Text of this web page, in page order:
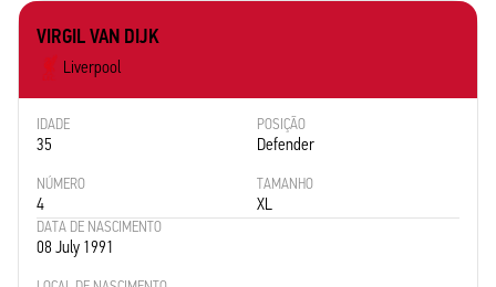
VIRGIL VAN DIJK
Liverpool
IDADE
35
POSIÇÃO
Defender
NÚMERO
4
TAMANHO
XL
DATA DE NASCIMENTO
08 July 1991